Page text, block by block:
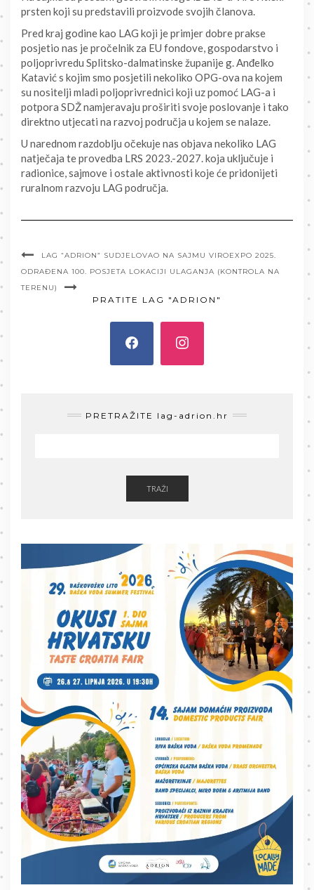
prsten koji su predstavili proizvode svojih članova.
Pred kraj godine kao LAG koji je primjer dobre prakse
posjetio nas je pročelnik za EU fondove, gospodarstvo i
poljoprivredu Splitsko-dalmatinske županije g. Anđelko
Katavić s kojim smo posjetili nekoliko OPG-ova na kojem
su nositelji mladi poljoprivrednici koji uz pomoć LAG-a i
potpora SDŽ namjeravaju proširiti svoje poslovanje i tako
direktno utjecati na razvoj područja u kojem se nalaze.
U narednom razdoblju očekuje nas objava nekoliko LAG
natječaja te provedba LRS 2023.-2027. koja uključuje i
radionice, sajmove i ostale aktivnosti koje će pridonijeti
ruralnom razvoju LAG područja.
LAG “ADRION” SUDJELOVAO NA SAJMU VIROEXPO 2025.
ODRAĐENA 100. POSJETA LOKACIJI ULAGANJA (KONTROLA NA
TERENU)
PRATITE LAG "ADRION"
PRETRAŽITE lag-adrion.hr
TRAŽI